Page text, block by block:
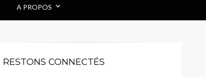
A PROPOS
RESTONS CONNECTÉS